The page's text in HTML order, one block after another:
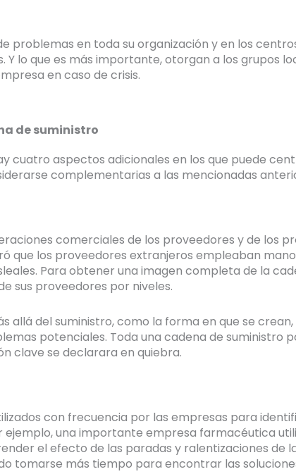
problemas en toda su organización y en los
lo que es más importante, otorgan a los grupos
en caso de crisis.
de suministro
cuatro aspectos adicionales en los que puede
complementarias a las mencionadas
comerciales de los proveedores y de los
que los proveedores extranjeros empleaban
Para obtener una imagen completa de la
sus proveedores por niveles.
allá del suministro, como la forma en que se
potenciales. Toda una cadena de suministro
clave se declarara en quiebra.
con frecuencia por las empresas para
una importante empresa farmacéutica
el efecto de las paradas y ralentizaciones de
tomarse más tiempo para encontrar las